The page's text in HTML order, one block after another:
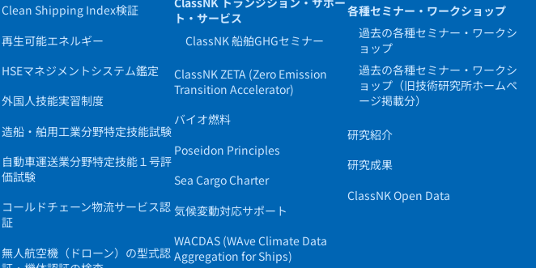
Clean Shipping Index検証
再生可能エネルギー
HSEマネジメントシステム鑑定
外国人技能実習制度
造船・舶用工業分野特定技能試験
自動車運送業分野特定技能１号評
価試験
コールドチェーン物流サービス認
証
無人航空機（ドローン）の型式認
ト・サービス
ClassNK 船舶GHGセミナー
ClassNK ZETA (Zero Emission
Transition Accelerator)
バイオ燃料
Poseidon Principles
Sea Cargo Charter
気候変動対応サポート
WACDAS (WAve Climate Data
Aggregation for Ships)
各種セミナー・ワークショップ
過去の各種セミナー・ワークシ
ョップ
過去の各種セミナー・ワークシ
ョップ（旧技術研究所ホームペ
ージ掲載分）
研究紹介
研究成果
ClassNK Open Data